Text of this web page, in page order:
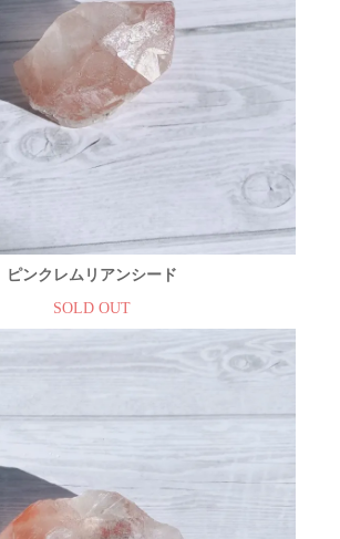
ピンクレムリアンシード
SOLD OUT